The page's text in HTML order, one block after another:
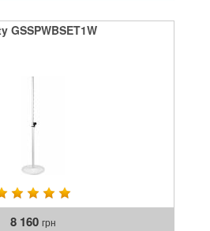
GSSPWBSET1W
8 160 грн